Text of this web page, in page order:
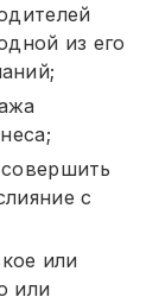
из его
с
или
или